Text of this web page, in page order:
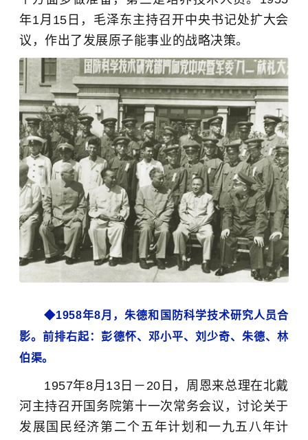
年1月15日，毛泽东主持召开中央书记处扩大会
议，作出了发展原子能事业的战略决策。
◆1958年8月，朱德和国防科学技术研究人员合
影。前排右起：彭德怀、邓小平、刘少奇、朱德、林
伯渠。
1957年8月13日－20日，周恩来总理在北戴
河主持召开国务院第十一次常务会议，讨论关于
发展国民经济第二个五年计划和一九五八年计